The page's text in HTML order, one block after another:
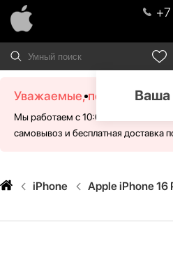
Ваша
Уважаемые, посетители!
Мы работаем с 10:00 - 21:00 без
самовывоз и бесплатная доставка
iPhone Apple iPhone 16